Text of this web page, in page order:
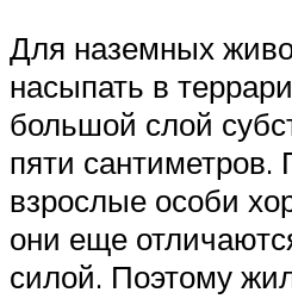
Для наземных
насыпать в
большой слой
пяти сантиметров.
взрослые особи
они еще
силой. Поэтому